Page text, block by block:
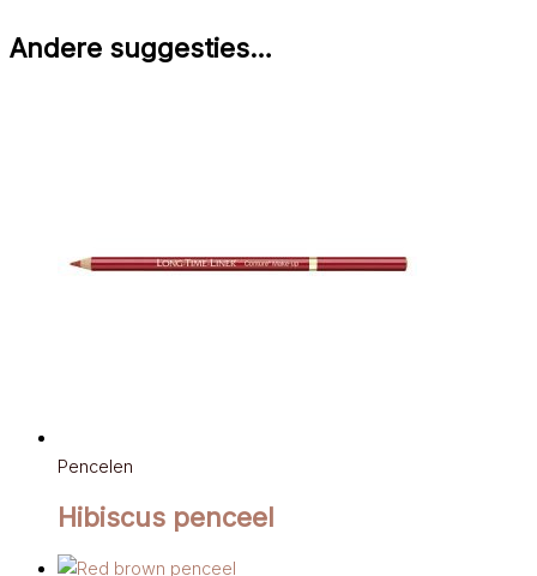
Andere suggesties…
Pencelen
Hibiscus penceel